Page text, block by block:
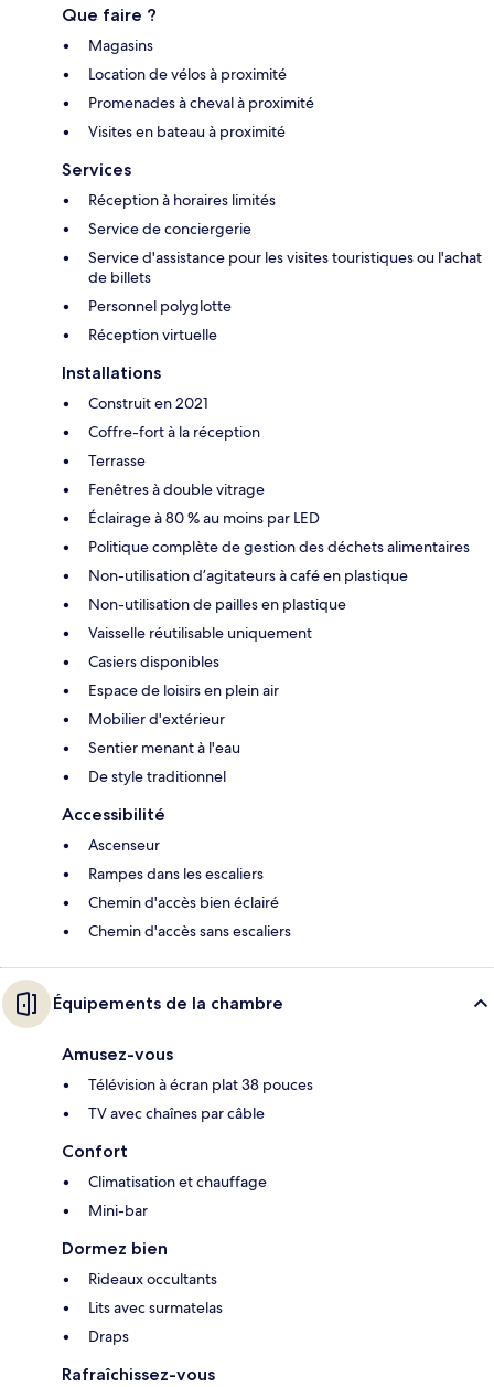
Que faire ?
Magasins
Location de vélos à proximité
Promenades à cheval à proximité
Visites en bateau à proximité
Services
Réception à horaires limités
Service de conciergerie
Service d'assistance pour les visites touristiques ou l'achat
de billets
Personnel polyglotte
Réception virtuelle
Installations
Construit en 2021
Coffre-fort à la réception
Terrasse
Fenêtres à double vitrage
Éclairage à 80 % au moins par LED
Politique complète de gestion des déchets alimentaires
Non-utilisation d’agitateurs à café en plastique
Non-utilisation de pailles en plastique
Vaisselle réutilisable uniquement
Casiers disponibles
Espace de loisirs en plein air
Mobilier d'extérieur
Sentier menant à l'eau
De style traditionnel
Accessibilité
Ascenseur
Rampes dans les escaliers
Chemin d'accès bien éclairé
Chemin d'accès sans escaliers
Équipements de la chambre
Amusez-vous
Télévision à écran plat 38 pouces
TV avec chaînes par câble
Confort
Climatisation et chauffage
Mini-bar
Dormez bien
Rideaux occultants
Lits avec surmatelas
Draps
Rafraîchissez-vous